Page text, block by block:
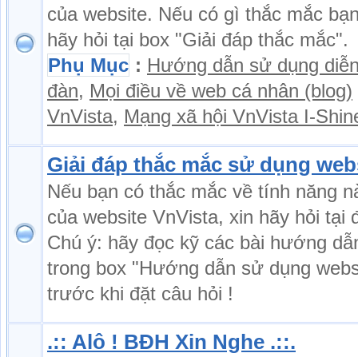
của website. Nếu có gì thắc mắc
hãy hỏi tại box "Giải đáp thắc mắc".
Phụ Mục : Hướng dẫn sử dụng
đàn, Mọi điều về web cá nhân (blog)
VnVista, Mạng xã hội VnVista I-
Giải đáp thắc mắc sử dụng
Nếu bạn có thắc mắc về tính năng
của website VnVista, xin hãy hỏi tại
Chú ý: hãy đọc kỹ các bài hướng
trong box "Hướng dẫn sử dụng
trước khi đặt câu hỏi !
.:: Alô ! BĐH Xin Nghe .::.